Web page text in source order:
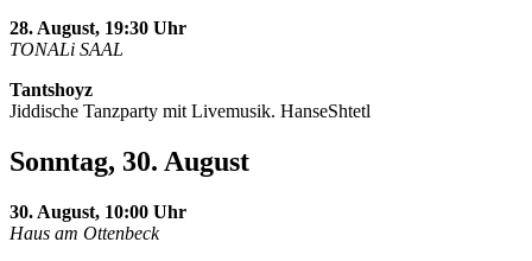
28. August, 19:30 Uhr
TONALi SAAL
Tantshoyz
Jiddische Tanzparty mit Livemusik. HanseShtetl
Sonntag, 30. August
30. August, 10:00 Uhr
Haus am Ottenbeck